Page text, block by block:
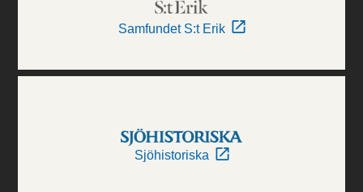
Samfundet S:t Erik
Sjöhistoriska